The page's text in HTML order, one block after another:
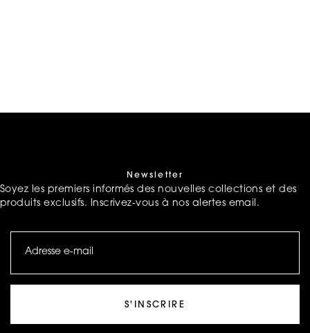
Newsletter
Soyez les premiers informés des nouvelles collections et des
produits exclusifs. Inscrivez-vous à nos alertes email.
S'INSCRIRE